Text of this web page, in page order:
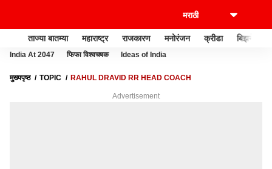
ताज्या बातम्या महाराष्ट्र राजकारण मनोरंजन क्रीडा बिझनेस
India At 2047 फिफा विश्वचषक Ideas of India
मुख्यपृष्ठ TOPIC RAHUL DRAVID RR HEAD COACH
Advertisement